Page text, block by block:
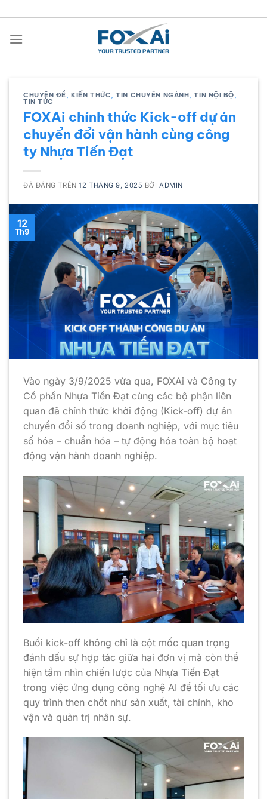
đến
nội
CHUYÊN ĐỀ,KIẾN THỨC,TIN CHUYÊN NGÀNH,TIN NỘI BỘ,
TIN TỨC
FOXAi chính thức Kick-off dự án
chuyển đổi vận hành cùng công
ty Nhựa Tiến Đạt
ĐÃ ĐĂNG TRÊN12 THÁNG 9, 2025 BỞIADMIN
12
Th9
Vào ngày 3/9/2025 vừa qua, FOXAi và Công ty
Cổ phần Nhựa Tiến Đạt cùng các bộ phận liên
quan đã chính thức khởi động (Kick-off) dự án
chuyển đổi số trong doanh nghiệp, với mục tiêu
số hóa – chuẩn hóa – tự động hóa toàn bộ hoạt
động vận hành doanh nghiệp.
Buổi kick-off không chỉ là cột mốc quan trọng
đánh dấu sự hợp tác giữa hai đơn vị mà còn thể
hiện tầm nhìn chiến lược của Nhựa Tiến Đạt
trong việc ứng dụng công nghệ AI để tối ưu các
quy trình then chốt như sản xuất, tài chính, kho
vận và quản trị nhân sự.